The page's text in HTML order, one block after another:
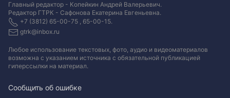
Главный редактор - Копейкин Андрей Валерьевич.
Редактор ГТРК - Сафонова Екатерина Евгеньевна.
+7 (3812) 65-00-75 , 65-00-15.
gtrk@inbox.ru
Любое использование текстовых, фото, аудио и видеоматериалов
возможна с указанием источника с обязательной публикацией
гиперссылки на материал.
Сообщить об ошибке